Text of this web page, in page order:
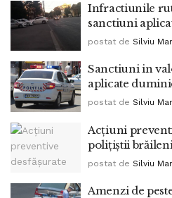
Infractiunile
sanctiuni
postat de Silviu
Sanctiuni in
aplicate
postat de Silviu
Acţiuni
poliţiştii brăileni
postat de Silviu
Amenzi de